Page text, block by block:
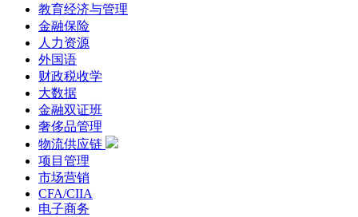
教育经济与管理
金融保险
人力资源
外国语
财政税收学
大数据
金融双证班
奢侈品管理
物流供应链
项目管理
市场营销
CFA/CIIA
电子商务